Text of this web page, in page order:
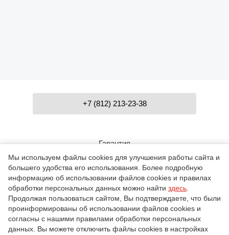
+7 (812) 213-23-38
Гарантия
Контакты
О компании
Мы используем файлы cookies для улучшения работы сайта и
большего удобства его использования. Более подробную
информацию об использовании файлов cookies и правилах
обработки персональных данных можно найти здесь
Продолжая пользоваться сайтом, Вы подтверждаете, что были
проинформированы об использовании файлов cookies и
согласны с нашими правилами обработки персональных
данных. Вы можете отключить файлы cookies в настройках